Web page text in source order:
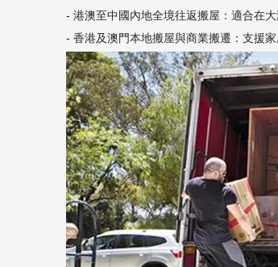
- 港澳至中國內地全境往返搬屋：適合在
- 香港及澳門本地搬屋與商業搬遷：支援